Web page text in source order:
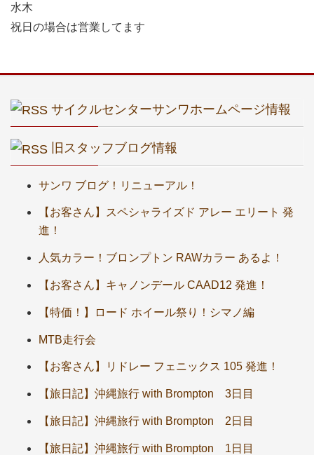
水木
祝日の場合は営業してます
サイクルセンターサンワホームページ情報
旧スタッフブログ情報
サンワ ブログ！リニューアル！
【お客さん】スペシャライズド アレー エリート 発
進！
人気カラー！ブロンプトン RAWカラー あるよ！
【お客さん】キャノンデール CAAD12 発進！
【特価！】ロード ホイール祭り！シマノ編
MTB走行会
【お客さん】リドレー フェニックス 105 発進！
【旅日記】沖縄旅行 with Brompton 3日目
【旅日記】沖縄旅行 with Brompton 2日目
【旅日記】沖縄旅行 with Brompton 1日目